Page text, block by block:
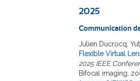
2025
Communication
Julien Ducrocq,
Flexible Virtual
2025 IEEE
Bifocal imaging,